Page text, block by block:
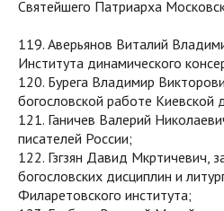
Святейшего Патриарха
119. Аверьянов Виталий
Института динамического
120. Бурега Владимир
богословской работе Киевской
121. Ганичев Валерий
писателей России;
122. Гзгзян Давид Мкртичевич,
богословских дисциплин и
Филаретовского института;